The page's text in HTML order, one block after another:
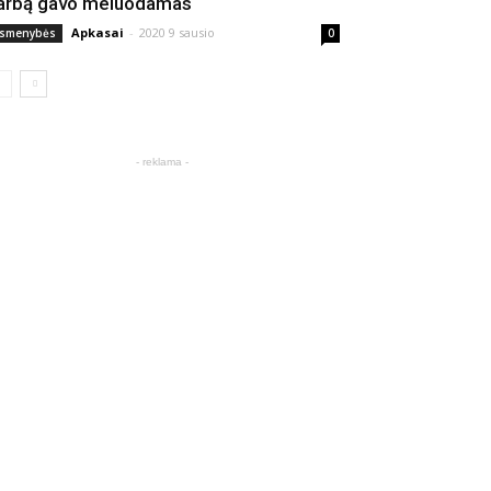
Apkasai - 2020 9 sausio 0
- reklama -